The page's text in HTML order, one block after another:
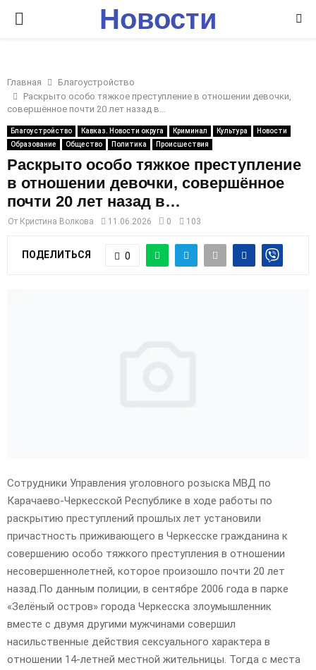
P
I
M
A
R
Y
Новости
Главная
Благоустройство
Раскрыто особо тяжкое преступление в отношении девочки,
совершённое почти 20 лет назад в…
Благоустройство Кавказ. Новости округа Криминал Культура
Новости
Образование
Общество Политика Происшествия
Раскрыто особо тяжкое преступление
в отношении девочки, совершённое
почти 20 лет назад в…
От Кристина Волкова 11.06.2026 0 103
ПОДЕЛИТЬСЯ 0
Сотрудники Управления уголовного розыска МВД по
Карачаево-Черкесской Республике в ходе работы по
раскрытию преступлений прошлых лет установили
причастность приживающего в Черкесске гражданина к
совершению особо тяжкого преступления в отношении
несовершеннолетней, которое произошло почти 20 лет
назад.По данным полиции, в сентябре 2006 года в парке
«Зелёный остров» города Черкесска злоумышленник
вместе с двумя другими мужчинами совершил
насильственные действия сексуального характера в
отношении 14-летней местной жительницы. Тогда с места